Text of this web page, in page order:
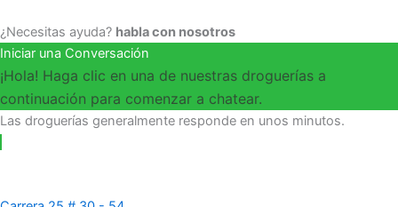
¿Necesitas ayuda? habla con nosotros
Iniciar una Conversación
¡Hola! Haga clic en una de nuestras droguerías a
continuación para comenzar a chatear.
Las droguerías generalmente responde en unos minutos.